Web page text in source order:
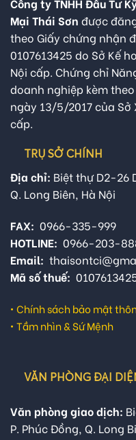
Mại Thái Sơn được
theo Giấy chứng nhận
0107613425 do Sở Kế
Nội cấp. Chứng chỉ
doanh nghiệp kèm
ngày 13/5/2017 của
cấp.
TRỤ SỞ CHÍNH
Địa chỉ: Biệt thự D2-26
Q. Long Biên, Hà Nội
FAX: 0966-335-999
HOTLINE: 0966-203-
Email:
Mã số thuế:
• Chính sách bảo mật
• Tầm nhìn & Sứ Mệnh
VĂN PHÒNG ĐẠI
Văn phòng giao dịch:
P. Phúc Đồng, Q. Long